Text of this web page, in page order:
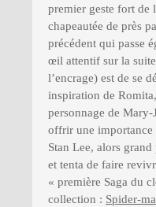
premier geste fort de
chapeautée de près
précédent qui passe
œil attentif sur la suite
l’encrage) est de se
inspiration de
personnage de
offrir une importance
Stan Lee, alors
et tenta de faire
« première Saga du
collection : Spider-